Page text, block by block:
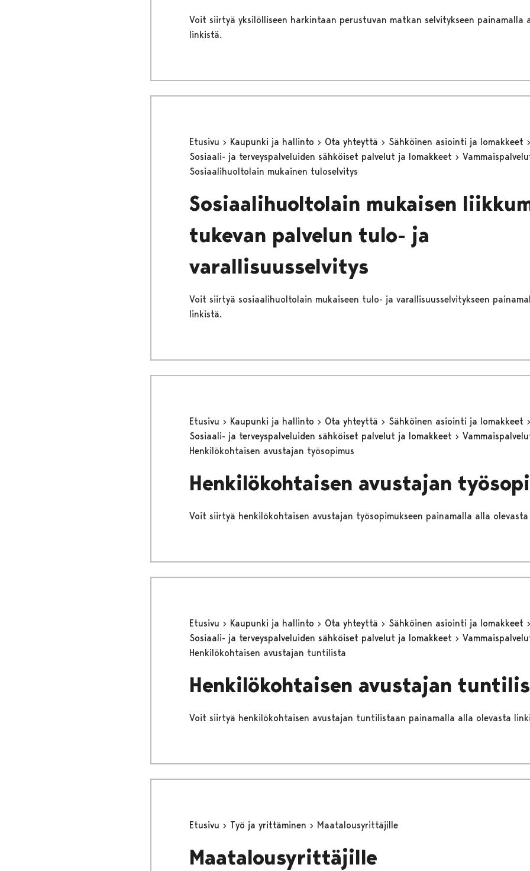
Voit siirtyä yksilölliseen harkintaan perustuvan matkan selvitykseen painamalla
linkistä.
Etusivu Kaupunki ja hallinto Ota yhteyttä
Sähköinen asiointi ja lomakkeet
Sosiaali- ja terveyspalveluiden sähköiset palvelut ja lomakkeet
Sosiaalihuoltolain mukainen tuloselvitys
Sosiaalihuoltolain mukaisen
tukevan palvelun tulo- ja
varallisuusselvitys
Voit siirtyä sosiaalihuoltolain mukaiseen tulo- ja varallisuusselvitykseen
linkistä.
Etusivu Kaupunki ja hallinto Ota yhteyttä
Sähköinen asiointi ja lomakkeet
Sosiaali- ja terveyspalveluiden sähköiset palvelut ja lomakkeet
Henkilökohtaisen avustajan työsopimus
Henkilökohtaisen avustajan
Voit siirtyä henkilökohtaisen avustajan työsopimukseen painamalla alla
Etusivu Kaupunki ja hallinto Ota yhteyttä
Sähköinen asiointi ja lomakkeet
Sosiaali- ja terveyspalveluiden sähköiset palvelut ja lomakkeet
Henkilökohtaisen avustajan tuntilista
Henkilökohtaisen avustajan
Voit siirtyä henkilökohtaisen avustajan tuntilistaan painamalla alla olevasta
Etusivu Työ ja yrittäminen Maatalousyrittäjille
Maatalousyrittäjille